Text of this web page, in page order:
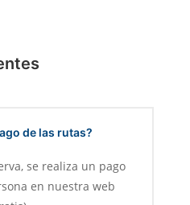
de las rutas?
se realiza un pago
en nuestra web